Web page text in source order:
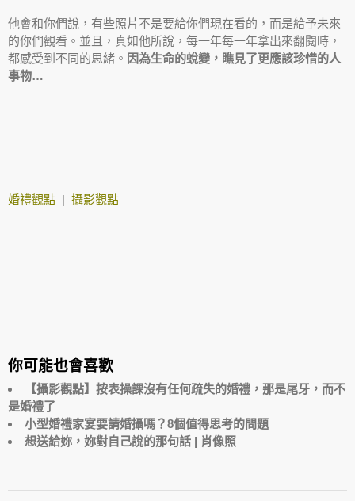
他會和你們說，有些照片不是要給你們現在看的，而是給予未來
的你們觀看。並且，真如他所說，每一年每一年拿出來翻閱時，
都感受到不同的思緒。 因為生命的蛻變，瞧見了更應該珍惜的人
事物…
婚禮觀點 | 攝影觀點
你可能也會喜歡
【攝影觀點】按表操課沒有任何疏失的婚禮，那是尾牙，而不
是婚禮了
小型婚禮家宴要請婚攝嗎？8個值得思考的問題
想送給妳，妳對自己說的那句話 | 肖像照